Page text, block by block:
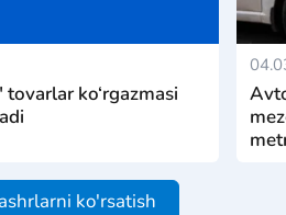
ko‘rgazmasi
ko'rsatish